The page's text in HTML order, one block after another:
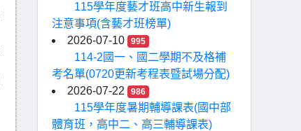
115學年度藝才班高中新生報到
注意事項(含藝才班榜單)
2026-07-10
995
114-2國一、國二學期不及格補
考名單(0720更新考程表暨試場分配)
2026-07-22
986
115學年度暑期輔導課表(國中部
體育班，高中二、高三輔導課表)